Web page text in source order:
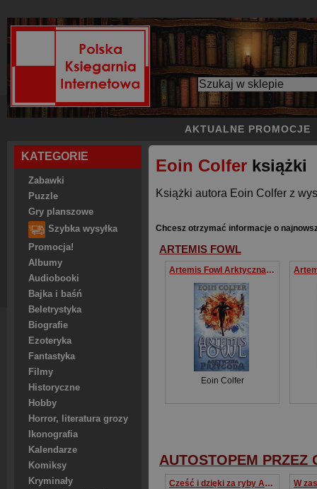
AKTUALNE PROMOCJE
KATEGORIE
Zabawki
Puzzle
Gry planszowe
Szybka wysyłka
Promocja!
Albumy
Audiobooki
Bajka i baśń
Beletrystyka
Biografie
Ezoteryka
Fantastyka
Filmy
Historyczne
Hobby
Horror, literatura grozy
Ikonografia
Kalendarze
Komiksy
Kryminały
Eoin Colfer książki
Książki autora Eoin Colfer z
Chcesz otrzymać informacje o
ARTEMIS FOWL
Artemis Fowl Arktyczna przygoda Tom 2
Eoin Colfer
AUTOSTOPEM PRZEZ
Cześć i dzięki za ryby Autostopem przez Galaktykę 4